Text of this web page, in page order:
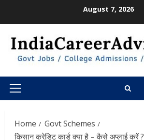
August 7, 2026
Primary
Home
Govt Schemes
किसान क्रेडिट कार्ड क्या है – कैसे अप्लाई करें ?